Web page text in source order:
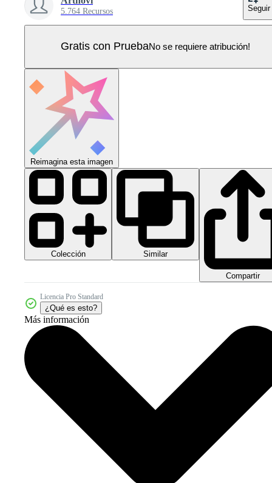
5.764 Recursos Seguir
Gratis con PruebaNo se requiere atribución!
Reimagina esta imagen
Colección Similar
Compartir
Licencia Pro Standard
¿Qué es esto?
Más información